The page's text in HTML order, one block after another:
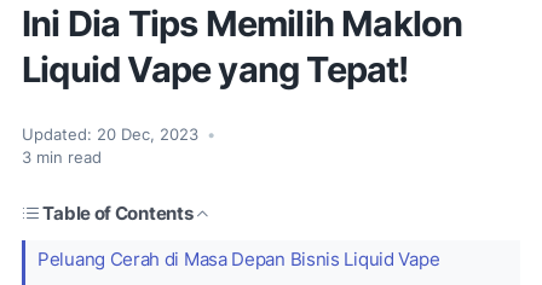
Ini Dia Tips Memilih Maklon
Liquid Vape yang Tepat!
Updated: 20 Dec, 2023 •
3 min read
Table of Contents
Peluang Cerah di Masa Depan Bisnis Liquid Vape